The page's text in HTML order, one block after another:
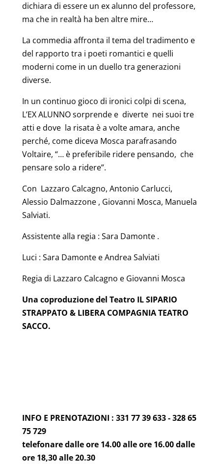
dichiara di essere un ex alunno del professore,
ma che in realtà ha ben altre mire…
La commedia affronta il tema del tradimento e
del rapporto tra i poeti romantici e quelli
moderni come in un duello tra generazioni
diverse.
In un continuo gioco di ironici colpi di scena,
L’EX ALUNNO sorprende e diverte nei suoi tre
atti e dove la risata è a volte amara, anche
perché, come diceva Mosca parafrasando
Voltaire, “… è preferibile ridere pensando, che
pensare solo a ridere”.
Con Lazzaro Calcagno, Antonio Carlucci,
Alessio Dalmazzone , Giovanni Mosca, Manuela
Salviati.
Assistente alla regia : Sara Damonte .
Luci : Sara Damonte e Andrea Salviati
Regia di Lazzaro Calcagno e Giovanni Mosca
Una coproduzione del Teatro IL SIPARIO
STRAPPATO & LIBERA COMPAGNIA TEATRO
SACCO.
INFO E PRENOTAZIONI : 331 77 39 633 - 328 65
75 729
telefonare dalle ore 14.00 alle ore 16.00 dalle
ore 18,30 alle 20.30